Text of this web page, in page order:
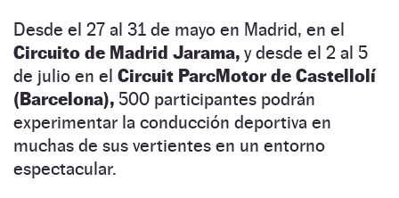
Desde el 27 al 31 de mayo en Madrid, en el
Circuito de Madrid Jarama, y desde el 2 al 5
de julio en el Circuit ParcMotor de Castellolí
(Barcelona), 500 participantes podrán
experimentar la conducción deportiva en
muchas de sus vertientes en un entorno
espectacular.